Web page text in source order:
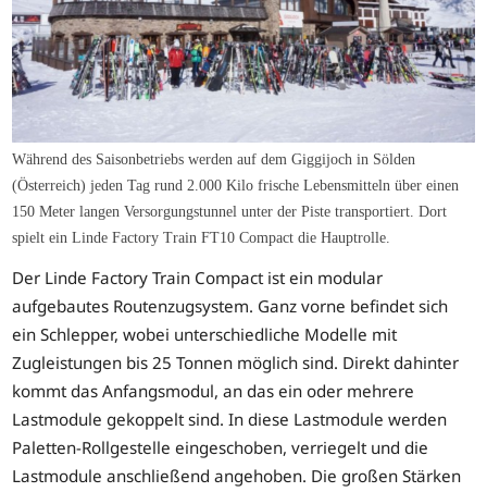
Während des Saisonbetriebs werden auf dem Giggijoch in Sölden
(Österreich) jeden Tag rund 2.000 Kilo frische Lebensmitteln über einen
150 Meter langen Versorgungstunnel unter der Piste transportiert. Dort
spielt ein Linde Factory Train FT10 Compact die Hauptrolle.
Der Linde Factory Train Compact ist ein modular
aufgebautes Routenzugsystem. Ganz vorne befindet sich
ein Schlepper, wobei unterschiedliche Modelle mit
Zugleistungen bis 25 Tonnen möglich sind. Direkt dahinter
kommt das Anfangsmodul, an das ein oder mehrere
Lastmodule gekoppelt sind. In diese Lastmodule werden
Paletten-Rollgestelle eingeschoben, verriegelt und die
Lastmodule anschließend angehoben. Die großen Stärken